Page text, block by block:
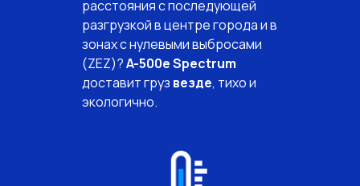
расстояния с последующей
разгрузкой в центре города и в
зонах с нулевыми выбросами
(ZEZ)?A-500e Spectrum
доставит груз везде, тихо и
экологично.